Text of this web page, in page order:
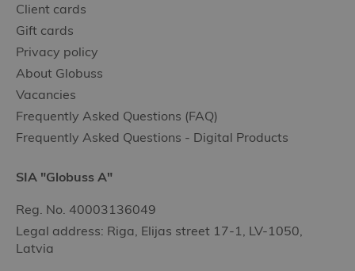
Client cards
Gift cards
Privacy policy
About Globuss
Vacancies
Frequently Asked Questions (FAQ)
Frequently Asked Questions - Digital Products
SIA "Globuss A"
Reg. No. 40003136049
Legal address: Riga, Elijas street 17-1, LV-1050,
Latvia